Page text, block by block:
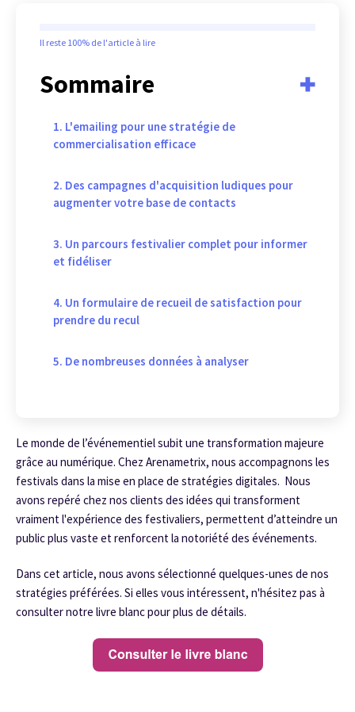
Le monde de l’événementiel subit une transformation majeure
grâce au numérique. Chez Arenametrix, nous accompagnons les
festivals dans la mise en place de stratégies digitales. Nous
avons repéré chez nos clients des idées qui transforment
vraiment l'expérience des festivaliers, permettent d’atteindre un
public plus vaste et renforcent la notoriété des événements.
Dans cet article, nous avons sélectionné quelques-unes de nos
stratégies préférées. Si elles vous intéressent, n'hésitez pas à
consulter notre livre blancpour plus de détails.
Il reste 100% de l'article à lire
Sommaire
1. L'emailing pour une stratégie de
commercialisation efficace
2. Des campagnes d'acquisition ludiques pour
augmenter votre base de contacts
3. Un parcours festivalier complet pour informer
et fidéliser
4. Un formulaire de recueil de satisfaction pour
prendre du recul
5. De nombreuses données à analyser